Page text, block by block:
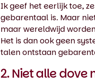
Ik geef het eerlijk toe,
gebarentaal is. Maar
maar wereldwijd
Het is dan ook geen
talen ontstaan
2. Niet alle